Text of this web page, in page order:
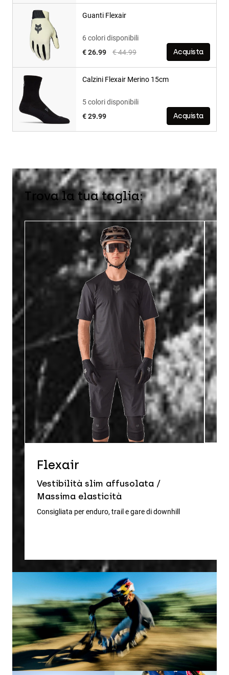
Guanti Flexair
6 colori disponibili
Price reduced from
€ 44.99to
€ 26.99 Acquista
Calzini Flexair Merino 15cm
5 colori disponibili
€ 29.99
Acquista
Trova la tua taglia:
Flexair
Vestibilità slim affusolata /
Massima elasticità
Consigliata per enduro, trail e gare di downhill